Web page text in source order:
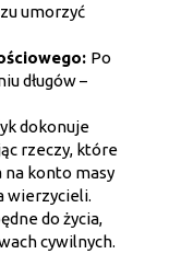
umorzyć
Po
długów –
dokonuje
rzeczy, które
na konto masy
wierzycieli.
do życia,
cywilnych.